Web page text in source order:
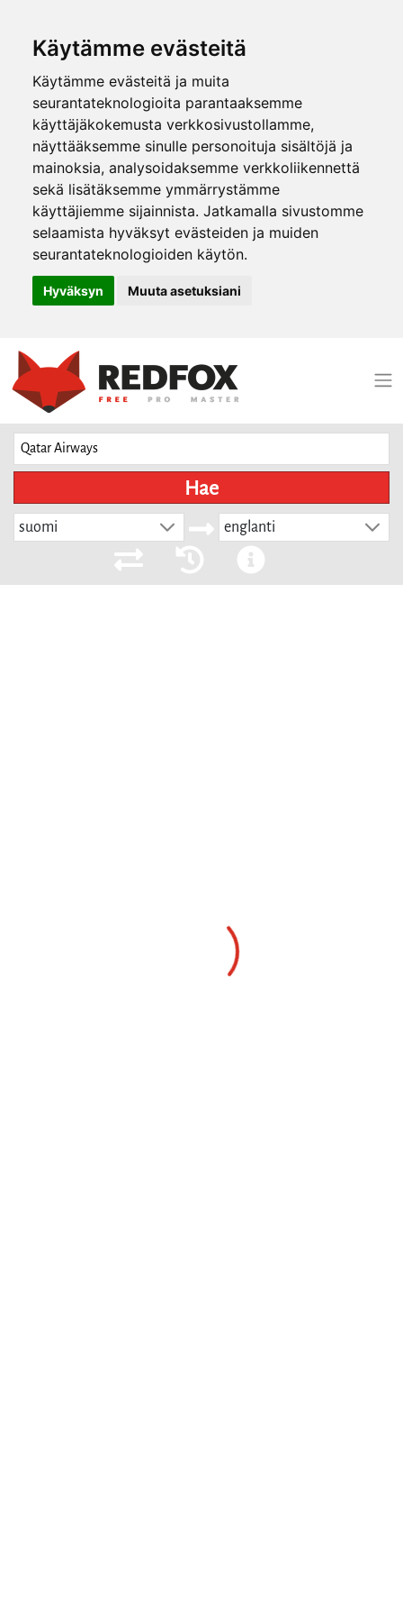
Käytämme evästeitä
Käytämme evästeitä ja muita
seurantateknologioita parantaaksemme
käyttäjäkokemusta verkkosivustollamme,
näyttääksemme sinulle personoituja sisältöjä ja
mainoksia, analysoidaksemme verkkoliikennettä
sekä lisätäksemme ymmärrystämme
käyttäjiemme sijainnista. Jatkamalla sivustomme
selaamista hyväksyt evästeiden ja muiden
seurantateknologioiden käytön.
Hyväksyn Muuta asetuksiani
Hae
suomi englanti